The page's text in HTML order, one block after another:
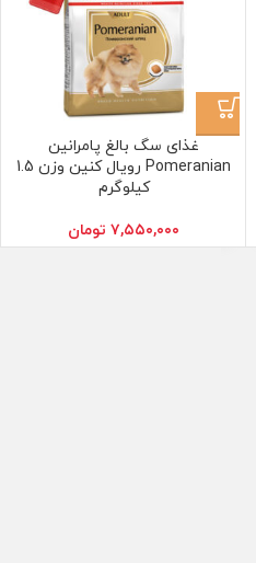
غذای سگ بالغ پامرانین
Pomeranian رویال کنین وزن 1.5
کیلوگرم
۷,۵۵۰,۰۰۰ تومان